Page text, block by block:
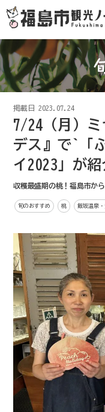
掲載日 2023.07.24
7/24（月）ミ
デス』で`「
イ2023」が
収穫最盛期の桃！福島市から
旬のおすすめ 桃 飯坂温泉